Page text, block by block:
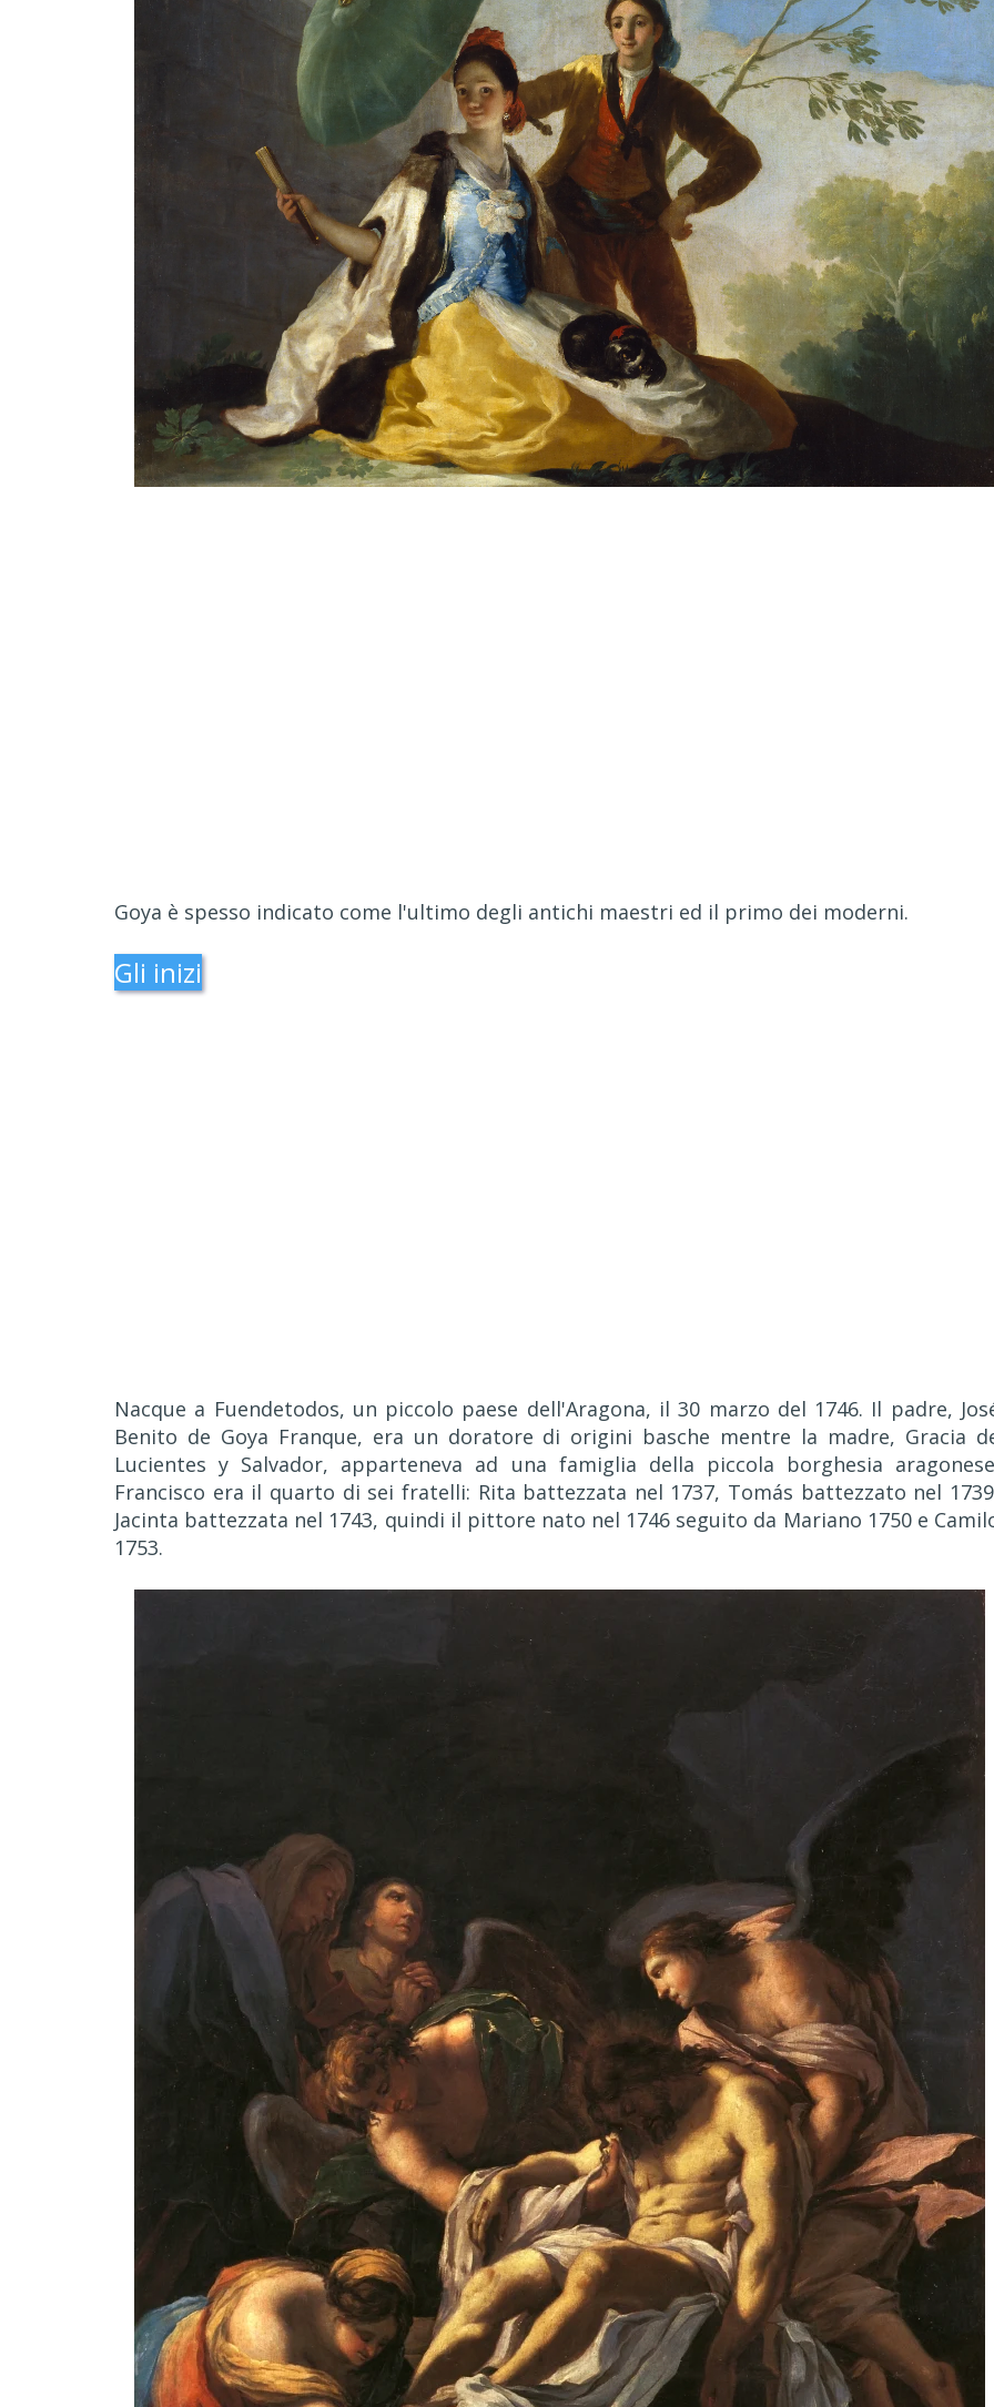
Goya è spesso indicato come l'ultimo degli antichi maestri ed il primo dei moderni.
Gli inizi
Nacque a Fuendetodos, un piccolo paese dell'Aragona, il 30 marzo del 1746. Il padre,
Benito de Goya Franque, era un doratore di origini basche mentre la madre, Gracia
Lucientes y Salvador, apparteneva ad una famiglia della piccola borghesia
Francisco era il quarto di sei fratelli: Rita battezzata nel 1737, Tomás battezzato nel
Jacinta battezzata nel 1743, quindi il pittore nato nel 1746 seguito da Mariano 1750 e
1753.